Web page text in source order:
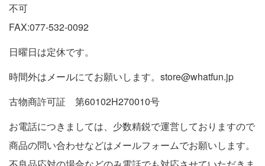
不可
FAX:077-532-0092
日曜日は定休です。
時間外はメールにてお願いします。store@whatfun.jp
古物商許可証 第60102H270010号
お電話につきましては、少数精鋭で運営しておりますので
商品の問い合わせなどはメールフォームでお願いします。